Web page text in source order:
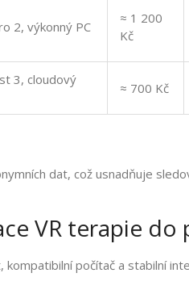
2, výkonný PC
≈ 1 200
Kč
3, cloudový
≈ 700 Kč
dat, což usnadňuje
VR terapie do
kompatibilní počítač a stabilní